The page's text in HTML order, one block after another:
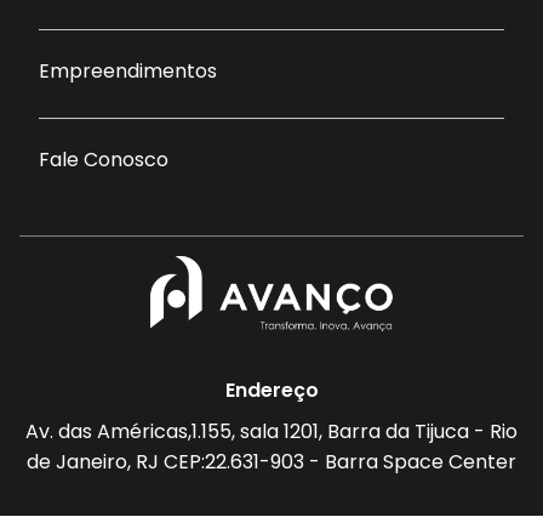
Empreendimentos
Fale Conosco
Endereço
Av. das Américas,1.155, sala 1201, Barra da Tijuca - Rio
de Janeiro, RJ CEP:22.631-903 - Barra Space Center